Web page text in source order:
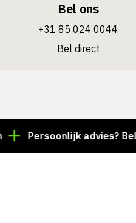
Bel ons
+31 85 024 0044
Bel direct
Persoonlijk advies? Bel +31